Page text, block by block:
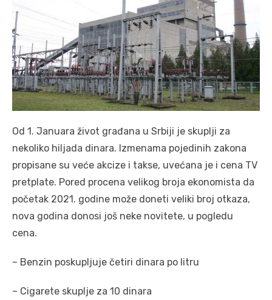
Od 1. Januara život građana u Srbiji je skuplji za
nekoliko hiljada dinara. Izmenama pojedinih zakona
propisane su veće akcize i takse, uvećana je i cena TV
pretplate. Pored procena velikog broja ekonomista da
početak 2021. godine može doneti veliki broj otkaza,
nova godina donosi još neke novitete, u pogledu
cena.
– Benzin poskupljuje četiri dinara po litru
– Cigarete skuplje za 10 dinara